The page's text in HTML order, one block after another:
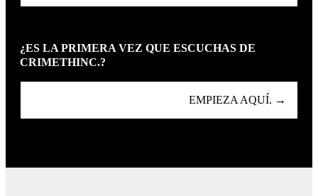
¿ES LA PRIMERA VEZ QUE ESCUCHAS DE
CRIMETHINC.?
EMPIEZA AQUÍ. →